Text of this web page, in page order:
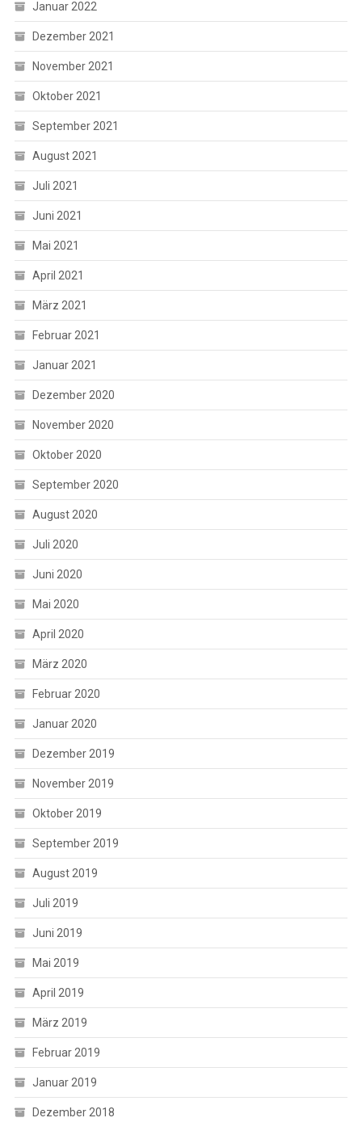
Januar 2022
Dezember 2021
November 2021
Oktober 2021
September 2021
August 2021
Juli 2021
Juni 2021
Mai 2021
April 2021
März 2021
Februar 2021
Januar 2021
Dezember 2020
November 2020
Oktober 2020
September 2020
August 2020
Juli 2020
Juni 2020
Mai 2020
April 2020
März 2020
Februar 2020
Januar 2020
Dezember 2019
November 2019
Oktober 2019
September 2019
August 2019
Juli 2019
Juni 2019
Mai 2019
April 2019
März 2019
Februar 2019
Januar 2019
Dezember 2018